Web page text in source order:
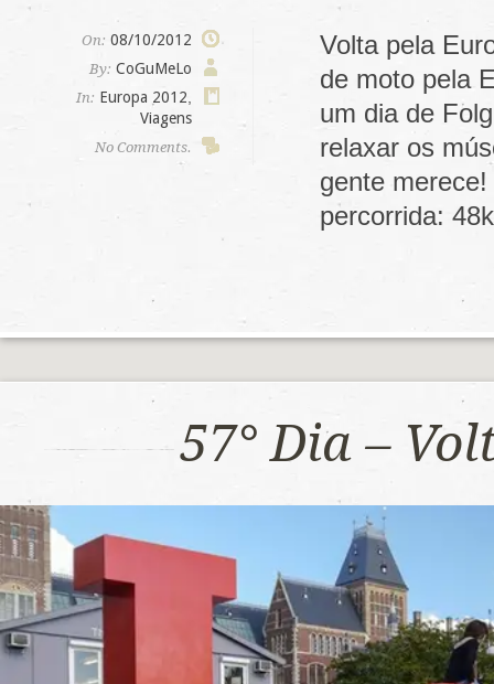
On: 08/10/2012
By: CoGuMeLo
In: Europa 2012
Viagens
No Comments.
Volta pela
de moto pela
um dia de
relaxar os
gente
percorrida:
57° Dia –